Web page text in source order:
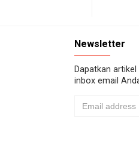
Newsletter
Dapatkan
inbox email